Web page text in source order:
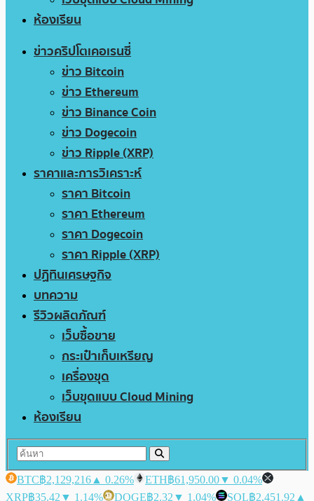
ห้องเรียน
ข่าวคริปโตเคอเรนซี่
ข่าว Bitcoin
ข่าว Ethereum
ข่าว Binance Coin
ข่าว Dogecoin
ข่าว Ripple (XRP)
ราคาและการวิเคราะห์
ราคา Bitcoin
ราคา Ethereum
ราคา Dogecoin
ราคา Ripple (XRP)
ปฏิทินเศรษฐกิจ
บทความ
รีวิวผลิตภัณฑ์
เว็บซื้อขาย
กระเป๋าเก็บเหรียญ
เครื่องขุด
เว็บขุดแบบ Cloud Mining
ห้องเรียน
BTC฿2,129,216 ▲ 0.26% ETH฿61,950.00▼ 0.04%
XRP฿35.42 ▼ 1.14% DOGE฿2.32 ▼ 1.04% SOL฿2,451.92 ▲